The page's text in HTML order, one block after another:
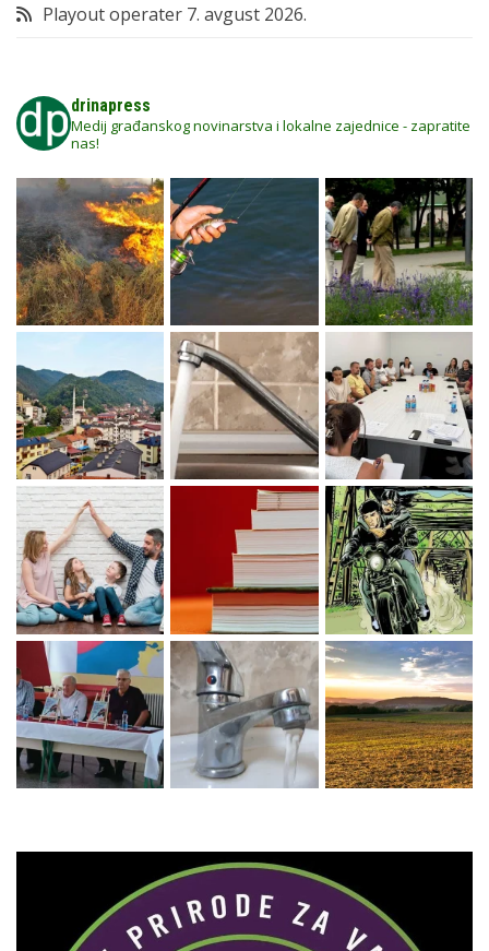
Playout operater 7. avgust 2026.
drinapress
Medij građanskog novinarstva i lokalne zajednice - zapratite
nas!